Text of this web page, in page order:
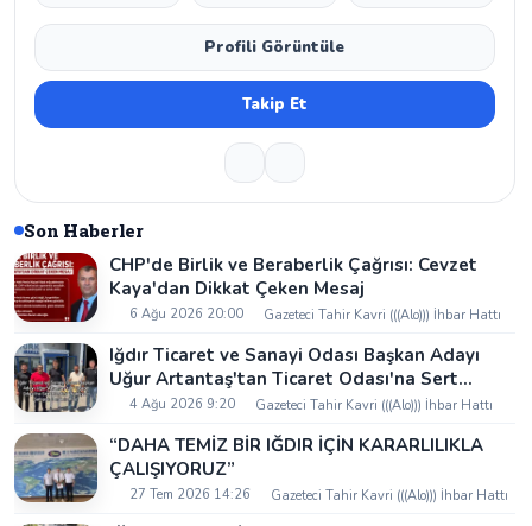
Profili Görüntüle
Takip Et
Son Haberler
CHP'de Birlik ve Beraberlik Çağrısı: Cevzet
Kaya'dan Dikkat Çeken Mesaj
6 Ağu 2026 20:00 Gazeteci Tahir Kavri (((Alo))) İhbar Hattı
Iğdır Ticaret ve Sanayi Odası Başkan Adayı
Uğur Artantaş'tan Ticaret Odası'na Sert
Eleştiri: "Nakliyeci Sahipsiz Bırakılamaz"
4 Ağu 2026 9:20 Gazeteci Tahir Kavri (((Alo))) İhbar Hattı
“DAHA TEMİZ BİR IĞDIR İÇİN KARARLILIKLA
ÇALIŞIYORUZ”
27 Tem 2026 14:26 Gazeteci Tahir Kavri (((Alo))) İhbar Hattı